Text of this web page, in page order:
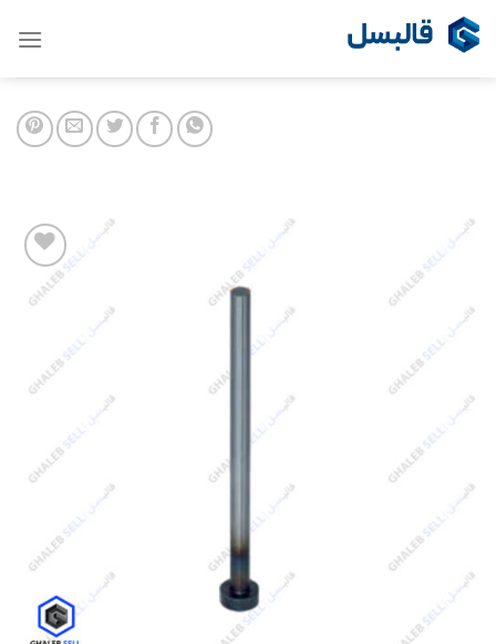
Skip
Add to
wishlist